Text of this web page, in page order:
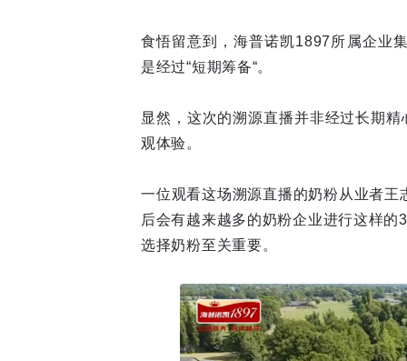
食悟留意到，海普诺凯1897所属企业
是经过“短期筹备“。
显然，这次的溯源直播并非经过长期
观体验。
一位观看这场溯源直播的奶粉从业者王
后会有越来越多的奶粉企业进行这样
选择奶粉至关重要。